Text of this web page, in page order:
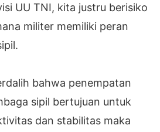
UU TNI, kita justru berisiko
militer memiliki peran
bahwa penempatan
sipil bertujuan untuk
dan stabilitas maka